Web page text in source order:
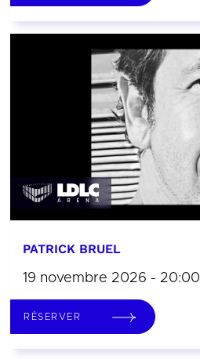
PATRICK BRUEL
19 novembre 2026 - 20:00
RÉSERVER